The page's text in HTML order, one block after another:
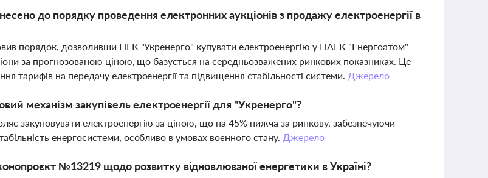
до порядку проведення електронних аукціонів з продажу електроенергії в
порядок, дозволивши НЕК "Укренерго" купувати електроенергію у НАЕК "Енергоатом"
за прогнозованою ціною, що базується на середньозважених ринкових показниках. Це
тарифів на передачу електроенергії та підвищення стабільності системи. Джерело
механізм закупівель електроенергії для "Укренерго"?
закуповувати електроенергію за ціною, що на 45% нижча за ринкову, забезпечуючи
енергосистеми, особливо в умовах воєнного стану. Джерело
№13219 щодо розвитку відновлюваної енергетики в Україні?